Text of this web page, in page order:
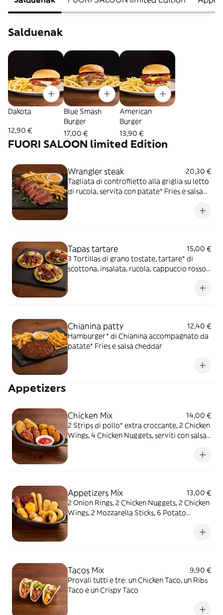
Salduenak
Dakota
12,90 €
Blue Smash
Burger
17,00 €
American
Burger
13,90 €
FUORI SALOON limited Edition
Wrangler steak
20,30 €
Tagliata di controfiletto alla griglia su letto
di rucola, servita con patate* Fries e salsa
Tapas tartare
15,00 €
3 Tortillas di grano tostate, tartare* di
scottona, insalata, rucola, cappuccio rosso
Chianina patty
12,40 €
Hamburger* di Chianina accompagnato da
patate* Fries e salsa cheddar
Appetizers
Chicken Mix
14,00 €
2 Strips di pollo* extra croccante, 2 Chicken
Wings, 4 Chicken Nuggets, serviti con salsa
Appetizers Mix
13,00 €
2 Onion Rings, 2 Chicken Nuggets, 2 Chicken
Wings, 2 Mozzarella Sticks, 6 Potato
Tacos Mix
9,90 €
Provali tutti e tre: un Chicken Taco, un Ribs
Taco e un Crispy Taco